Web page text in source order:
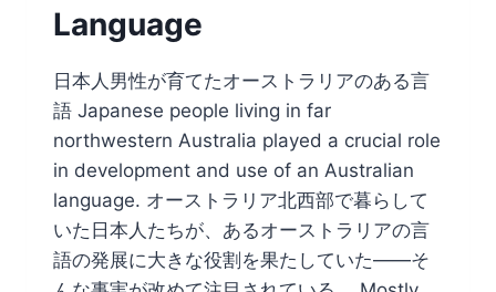
Language
日本人男性が育てたオーストラリアのある言
語 Japanese people living in far
northwestern Australia played a crucial role
in development and use of an Australian
language. オーストラリア北西部で暮らして
いた日本人たちが、あるオーストラリアの言
語の発展に大きな役割を果たしていた――そ